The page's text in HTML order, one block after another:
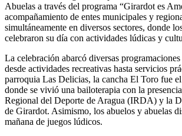
Abuelas a través del programa “Girardot es
acompañamiento de entes municipales y
simultáneamente en diversos sectores, donde
celebraron su día con actividades lúdicas y
La celebración abarcó diversas
desde actividades recreativas hasta servicios
parroquia Las Delicias, la cancha El Toro fue
donde se vivió una bailoterapia con la
Regional del Deporte de Aragua (IRDA) y la
de Girardot. Asimismo, los abuelos y abuelas
mañana de juegos lúdicos.